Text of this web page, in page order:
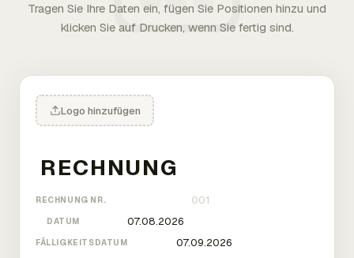
Tragen Sie Ihre Daten ein, fügen Sie Positionen hinzu und
klicken Sie auf Drucken, wenn Sie fertig sind.
Logo hinzufügen
RECHNUNG NR.
DATUM
FÄLLIGKEITSDATUM